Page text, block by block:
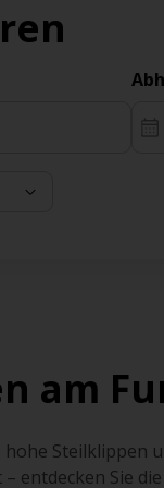
am
Steilklippen
entdecken Sie